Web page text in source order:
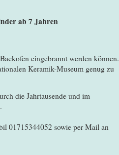
ab 7 Jahren
eingebrannt werden können.
Keramik-Museum genug zu
die Jahrtausende und im
01715344052 sowie per Mail an